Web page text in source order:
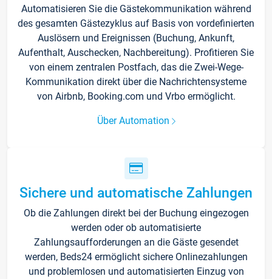
Automatisieren Sie die Gästekommunikation während
des gesamten Gästezyklus auf Basis von vordefinierten
Auslösern und Ereignissen (Buchung, Ankunft,
Aufenthalt, Auschecken, Nachbereitung). Profitieren Sie
von einem zentralen Postfach, das die Zwei-Wege-
Kommunikation direkt über die Nachrichtensysteme
von Airbnb, Booking.com und Vrbo ermöglicht.
Über Automation
Sichere und automatische Zahlungen
Ob die Zahlungen direkt bei der Buchung eingezogen
werden oder ob automatisierte
Zahlungsaufforderungen an die Gäste gesendet
werden, Beds24 ermöglicht sichere Onlinezahlungen
und problemlosen und automatisierten Einzug von